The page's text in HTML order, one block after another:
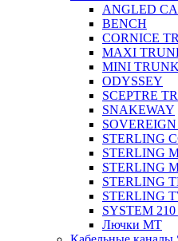
ANGLED
BENCH
CORNICE
MAXI
MINI
ODYSSEY
SCEPTRE
SNAKEWAY
STERLING
STERLING
STERLING
STERLING
STERLING
SYSTEM
Лючки MT